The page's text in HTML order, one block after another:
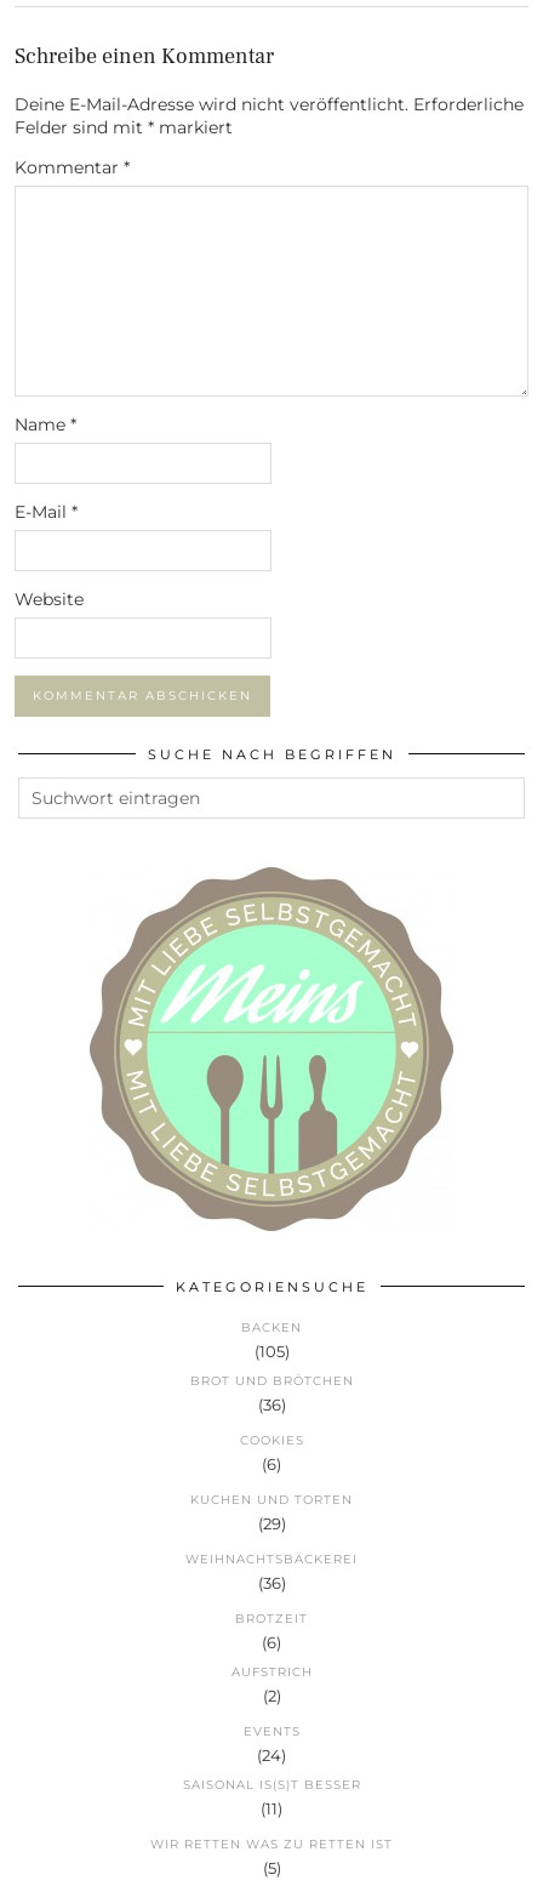
Schreibe einen Kommentar
Deine E-Mail-Adresse wird nicht veröffentlicht. Erforderliche
Felder sind mit * markiert
Kommentar *
Name *
E-Mail *
Website
SUCHE NACH BEGRIFFEN
KATEGORIENSUCHE
BACKEN
(105)
BROT UND BRÖTCHEN
(36)
COOKIES
(6)
KUCHEN UND TORTEN
(29)
WEIHNACHTSBÄCKEREI
(36)
BROTZEIT
(6)
AUFSTRICH
(2)
EVENTS
(24)
SAISONAL IS(S)T BESSER
(11)
WIR RETTEN WAS ZU RETTEN IST
(5)